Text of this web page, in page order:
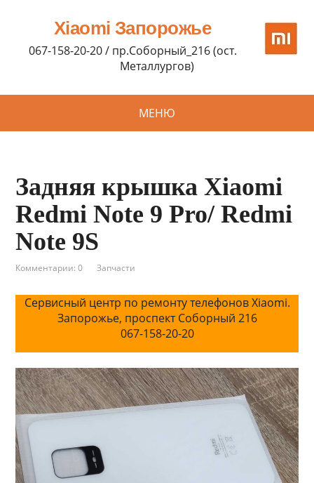
Xiaomi Запорожье
067-158-20-20 / пр.Соборный_216 (ост.
Металлургов)
МЕНЮ
Задняя крышка Xiaomi
Redmi Note 9 Pro/ Redmi
Note 9S
Комментарии: 0 Запчасти
Сервисный центр по ремонту телефонов Xiaomi.
Запорожье, проспект Соборный 216
067-158-20-20